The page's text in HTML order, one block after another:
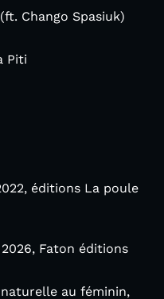
Chango Spasiuk)
Piti
éditions La poule
Faton éditions
au féminin,